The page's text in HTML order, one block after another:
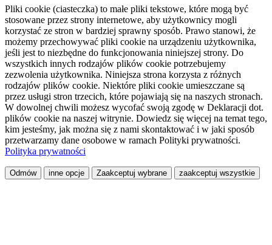
Pliki cookie (ciasteczka) to małe pliki tekstowe, które mogą być
stosowane przez strony internetowe, aby użytkownicy mogli
korzystać ze stron w bardziej sprawny sposób. Prawo stanowi, że
możemy przechowywać pliki cookie na urządzeniu użytkownika,
jeśli jest to niezbędne do funkcjonowania niniejszej strony. Do
wszystkich innych rodzajów plików cookie potrzebujemy
zezwolenia użytkownika. Niniejsza strona korzysta z różnych
rodzajów plików cookie. Niektóre pliki cookie umieszczane są
przez usługi stron trzecich, które pojawiają się na naszych stronach.
W dowolnej chwili możesz wycofać swoją zgodę w Deklaracji dot.
plików cookie na naszej witrynie. Dowiedz się więcej na temat tego,
kim jesteśmy, jak można się z nami skontaktować i w jaki sposób
przetwarzamy dane osobowe w ramach Polityki prywatności.
Polityka prywatności
Odmów inne opcje Zaakceptuj wybrane zaakceptuj wszystkie